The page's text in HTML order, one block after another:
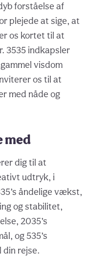
forståelse af
plejede at sige, at
os kortet til at
3535 indkapsler
visdom
os til at
med nåde og
med
dig til at
udtryk, i
åndelige vækst,
og stabilitet,
2035’s
og 535’s
din rejse.